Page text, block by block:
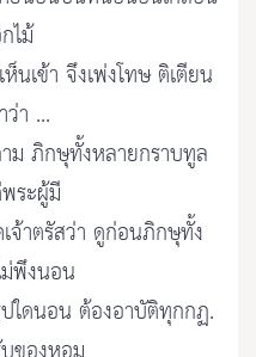
ไม้
นเข้า จึงเพ่งโทษ ติเตียน
า ...
ม ภิกษุทั้งหลายกราบทูล
ระผู้มี
จ้าตรัสว่า ดูก่อนภิกษุทั้ง
พึงนอน
ใดนอน ต้องอาบัติทุกกฏ.